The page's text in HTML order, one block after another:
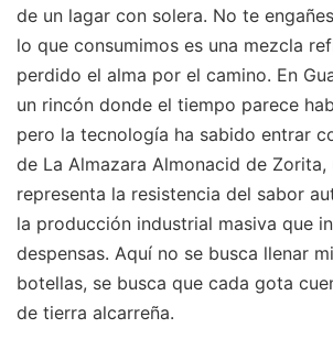
de un lagar con solera. No te
lo que consumimos es una mezcla
perdido el alma por el camino. En
un rincón donde el tiempo parece
pero la tecnología ha sabido entrar
de La Almazara Almonacid de Zorita,
representa la resistencia del sabor
la producción industrial masiva que
despensas. Aquí no se busca llenar
botellas, se busca que cada gota
de tierra alcarreña.